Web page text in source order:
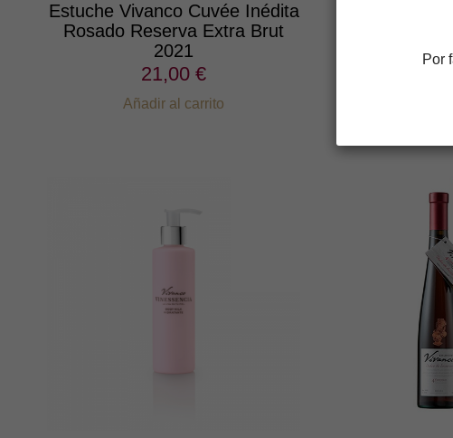
Estuche Vivanco Cuvée Inédita
Rosado Reserva Extra Brut
2021
21,00 €
Añadir al carrito
Vivanco
Por